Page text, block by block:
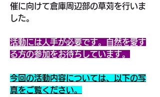
催に向けて倉庫周辺部の草苅を行いま
した。
活動には人手が必要です。自然を愛す
る方の参加をお待ちしています。
今回の活動内容については、以下の写
真をご覧ください。